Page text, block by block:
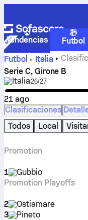
Tendencias Futbol
Futbol
Italia
estadísticas de Serie
Serie C, Girone B
ItaliaSelect season
26/27
21 ago
Clasificaciones
Todos
Local
Promotion
1 Gubbio
Promotion Playoffs
2 Ostiamare
3
Pineto